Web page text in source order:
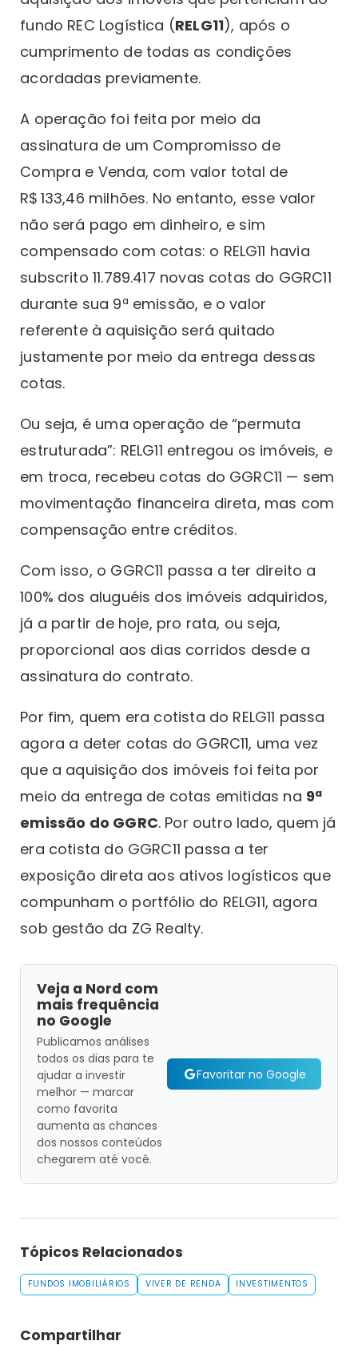
fundo REC Logística (RELG11), após o
cumprimento de todas as condições
acordadas previamente.
A operação foi feita por meio da
assinatura de um Compromisso de
Compra e Venda, com valor total de
R$ 133,46 milhões. No entanto, esse valor
não será pago em dinheiro, e sim
compensado com cotas: o RELG11 havia
subscrito 11.789.417 novas cotas do GGRC11
durante sua 9ª emissão, e o valor
referente à aquisição será quitado
justamente por meio da entrega dessas
cotas.
Ou seja, é uma operação de “permuta
estruturada”: RELG11 entregou os imóveis, e
em troca, recebeu cotas do GGRC11 — sem
movimentação financeira direta, mas com
compensação entre créditos.
Com isso, o GGRC11 passa a ter direito a
100% dos aluguéis dos imóveis adquiridos,
já a partir de hoje, pro rata, ou seja,
proporcional aos dias corridos desde a
assinatura do contrato.
Por fim, quem era cotista do RELG11 passa
agora a deter cotas do GGRC11, uma vez
que a aquisição dos imóveis foi feita por
meio da entrega de cotas emitidas na 9ª
emissão do GGRC. Por outro lado, quem já
era cotista do GGRC11 passa a ter
exposição direta aos ativos logísticos que
compunham o portfólio do RELG11, agora
sob gestão da ZG Realty.
Veja a Nord com
mais frequência
no Google
Publicamos análises
todos os dias para te
ajudar a investir
melhor — marcar
como favorita
aumenta as chances
dos nossos conteúdos
chegarem até você.
Favoritar no Google
Tópicos Relacionados
FUNDOS IMOBILIÁRIOS VIVER DE RENDA INVESTIMENTOS
Compartilhar